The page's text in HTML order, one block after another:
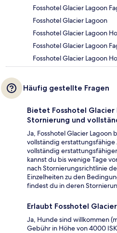
Fosshotel Glacier Lagoon
Fosshotel Glacier Lagoon
Fosshotel Glacier Lagoon
Fosshotel Glacier Lagoon
Fosshotel Glacier Lagoon
Häufig gestellte Fragen
Bietet Fosshotel
Stornierung und
Ja, Fosshotel Glacier
vollständig erstattungsfähige
vollständig
kannst du bis wenige Tage
nach Stornierungsrichtlinie
Einzelheiten zu den
findest du in deren
Erlaubt Fosshotel
Ja, Hunde sind willkommen
Gebühr in Höhe von 4000